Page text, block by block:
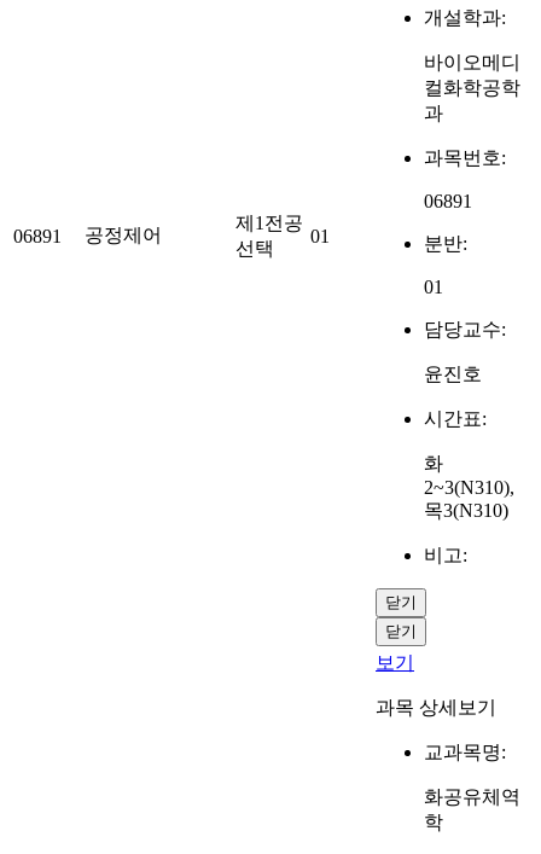
06891 공정제어
제1전공
선택
01
개설학과:
바이오메디
컬화학공학
과
과목번호:
06891
분반:
01
담당교수:
윤진호
시간표:
화
2~3(N310),
목3(N310)
비고:
닫기
닫기
보기
과목 상세보기
교과목명:
화공유체역
학